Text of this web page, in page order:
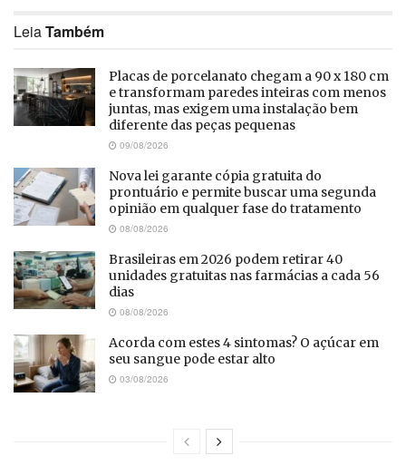
LeiaTambém
Placas de porcelanato chegam a 90 x 180 cm
e transformam paredes inteiras com menos
juntas, mas exigem uma instalação bem
diferente das peças pequenas
09/08/2026
Nova lei garante cópia gratuita do
prontuário e permite buscar uma segunda
opinião em qualquer fase do tratamento
08/08/2026
Brasileiras em 2026 podem retirar 40
unidades gratuitas nas farmácias a cada 56
dias
08/08/2026
Acorda com estes 4 sintomas? O açúcar em
seu sangue pode estar alto
03/08/2026